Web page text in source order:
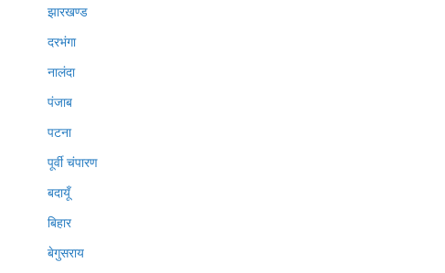
झारखण्ड
दरभंगा
नालंदा
पंजाब
पटना
पूर्वी चंपारण
बदायूँ
बिहार
बेगुसराय